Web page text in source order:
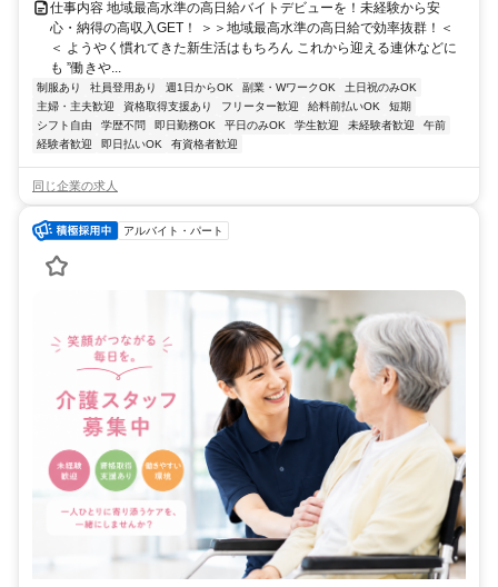
仕事内容 地域最高水準の高日給バイトデビューを！未経験から安
心・納得の高収入GET！ ＞＞地域最高水準の高日給で効率抜群！＜
＜ ようやく慣れてきた新生活はもちろん これから迎える連休などに
も ”働きや...
制服あり 社員登用あり 週1日からOK 副業・WワークOK
土日祝のみOK
主婦・主夫歓迎
資格取得支援あり フリーター歓迎 給料前払いOK
短期
シフト自由
学歴不問 即日勤務OK 平日のみOK 学生歓迎 未経験者歓迎
午前
経験者歓迎
即日払いOK 有資格者歓迎
同じ企業の求人
アルバイト・パート